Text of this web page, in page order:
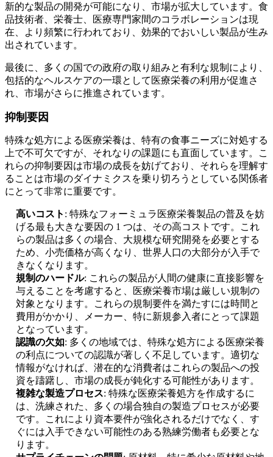
新的な製品の開発が可能になり、市場が拡大しています。食
品技術者、栄養士、医療専門家間のコラボレーションは現
在、より頻繁に行われており、効果的でおいしい製品が生み
出されています。
最後に、多くの国での政府の取り組みと有利な規制により、
包括的なヘルスケアの一環として医療栄養の利用が促進さ
れ、市場がさらに推進されています。
抑制要因
特殊な処方による医療栄養は、特有の食事ニーズに対処する
上で不可欠ですが、それなりの課題にも直面しています。こ
れらの抑制要因は市場の成長を妨げており、それらを理解す
ることは市場のダイナミクスを乗り切ろうとしている関係者
にとって非常に重要です。
高いコスト : 特殊なフォーミュラ医療栄養製品の普及を妨
げる最も大きな要因の 1 つは、その高コストです。これ
らの製品は多くの場合、大規模な研究開発を必要とする
ため、小売価格が高くなり、世界人口の大部分が入手で
きなくなります。
規制のハードル: これらの製品が人間の健康に直接影響を
与えることを考慮すると、医療栄養市場は厳しい規制の
対象となります。これらの規制要件を満たすには時間と
費用がかかり、メーカー、特に新規参入者にとって課題
となっています。
認識の欠如: 多くの地域では、特殊な処方による医療栄養
の利点についての認識が著しく不足しています。適切な
情報がなければ、潜在的な消費者はこれらの製品への投
資を躊躇し、市場の成長が鈍化する可能性があります。
複雑な製造プロセス: 特殊な医療栄養処方を作成するに
は、洗練された、多くの場合独自の製造プロセスが必要
です。これにより資本要件が強化されるだけでなく、す
ぐには入手できない可能性のある熟練労働者も必要とな
ります。